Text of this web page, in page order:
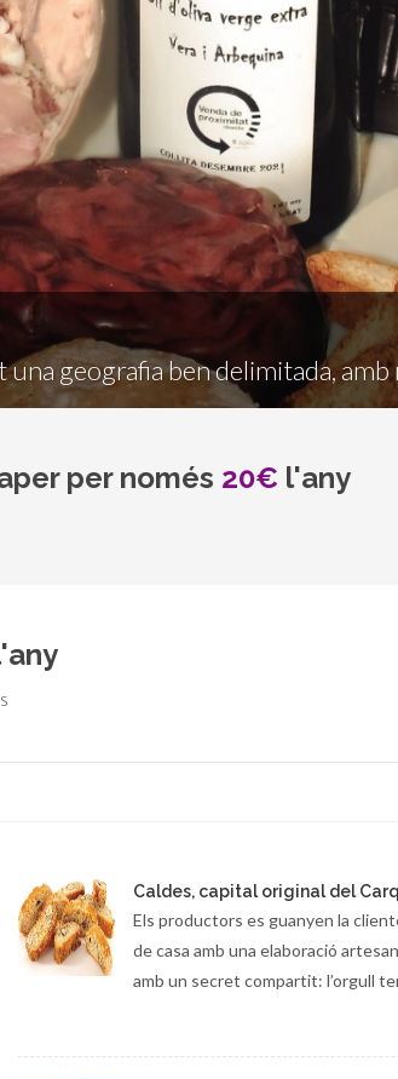
geografia ben delimitada,
per només 20€ l'any
Caldes, capital original del
Els productors es guanyen la
de casa amb una elaboració
amb un secret compartit: l’orgull